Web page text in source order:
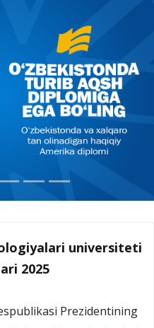
universiteti
2025
Prezidentining